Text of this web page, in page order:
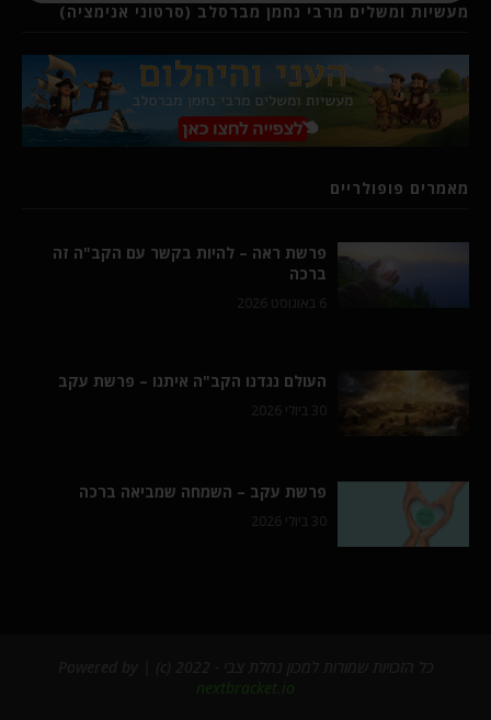
מעשיות ומשלים מרבי נחמן מברסלב (סרטוני אנימציה)
מאמרים פופולריים
פרשת ראה – להיות בקשר עם הקב"ה זה
ברכה
6 באוגוסט 2026
העולם נגדנו הקב"ה איתנו – פרשת עקב
30 ביולי 2026
פרשת עקב – השמחה שמביאה ברכה
30 ביולי 2026
nextbracket.io